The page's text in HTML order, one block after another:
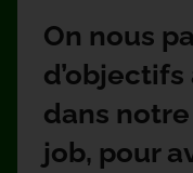
On nous
dans
job, pour